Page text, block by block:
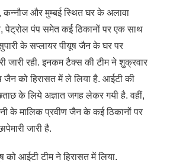
कन्नौज और मुम्बई स्थित घर के अलावा
पेट्रोल पंप समेत कई ठिकानों पर एक साथ
के सप्लायर पीयूष जैन के घर पर
जारी रही. इनकम टैक्स की टीम ने शुक्रवार
जैन को हिरासत में ले लिया है. आईटी की
के लिये अज्ञात जगह लेकर गयी है. वहीं,
के मालिक प्रवीण जैन के कई ठिकानों पर
जारी है.
आईटी टीम ने हिरासत में लिया.